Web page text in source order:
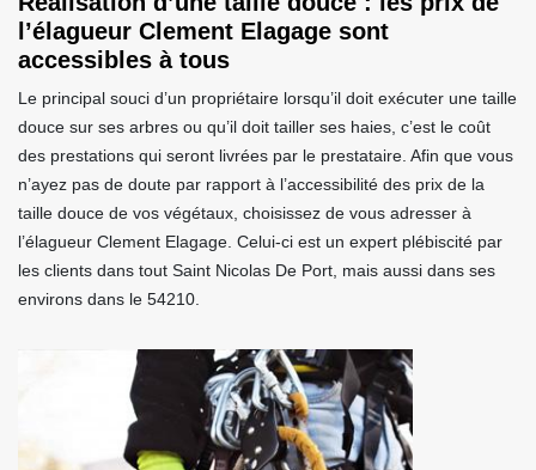
l’élagueur Clement Elagage sont
accessibles à tous
Le principal souci d’un propriétaire lorsqu’il doit exécuter une taille
douce sur ses arbres ou qu’il doit tailler ses haies, c’est le coût
des prestations qui seront livrées par le prestataire. Afin que vous
n’ayez pas de doute par rapport à l’accessibilité des prix de la
taille douce de vos végétaux, choisissez de vous adresser à
l’élagueur Clement Elagage. Celui-ci est un expert plébiscité par
les clients dans tout Saint Nicolas De Port, mais aussi dans ses
environs dans le 54210.